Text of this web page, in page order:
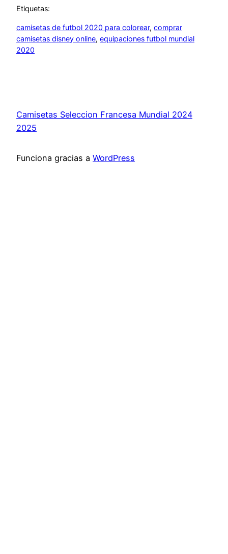
Etiquetas:
camisetas de futbol 2020 para colorear, comprar
camisetas disney online, equipaciones futbol mundial
2020
Camisetas Seleccion Francesa Mundial 2024
2025
Funciona gracias a WordPress